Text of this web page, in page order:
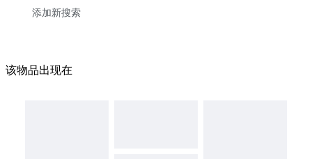
该物品出现在